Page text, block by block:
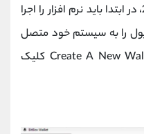
برای نصب کیف پول بیت باکس 2، در ابتدا باید نرم افزار را اجرا
پول را به سیستم خود متصل
کنید. در نهایت بر روی گزینه Create A New Wallet کلیک